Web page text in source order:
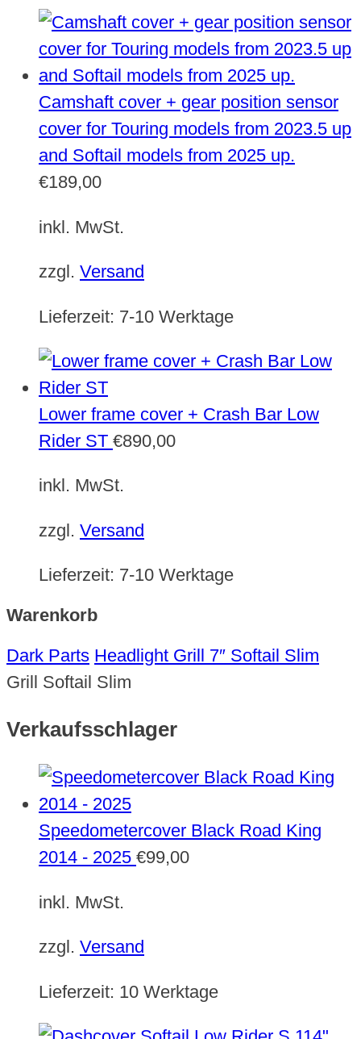
Camshaft cover + gear position sensor
cover for Touring models from 2023.5 up
and Softail models from 2025 up.
€189,00
inkl. MwSt.
zzgl. Versand
Lieferzeit: 7-10 Werktage
Lower frame cover + Crash Bar Low
Rider ST €890,00
inkl. MwSt.
zzgl. Versand
Lieferzeit: 7-10 Werktage
Warenkorb
Dark Parts Headlight Grill 7″ Softail Slim
Grill Softail Slim
Verkaufsschlager
Speedometercover Black Road King
2014 - 2025 €99,00
inkl. MwSt.
zzgl. Versand
Lieferzeit: 10 Werktage